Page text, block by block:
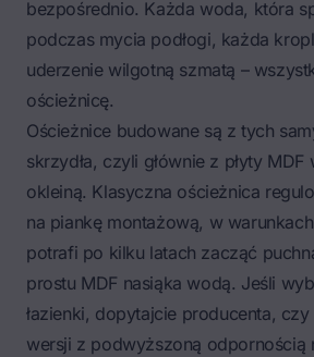
bezpośrednio. Każda woda, która
podczas mycia podłogi, każda
uderzenie wilgotną szmatą –
ościeżnicę.
Ościeżnice budowane są z tych
skrzydła, czyli głównie z płyty
okleiną. Klasyczna ościeżnica
na piankę montażową, w
potrafi po kilku latach zacząć
prostu MDF nasiąka wodą. Jeśli
łazienki, dopytajcie producenta,
wersji z podwyższoną odpornością